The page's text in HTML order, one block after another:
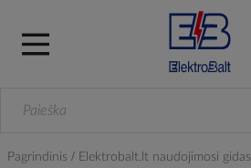
Pagrindinis Elektrobalt.lt naudojimosi gidas